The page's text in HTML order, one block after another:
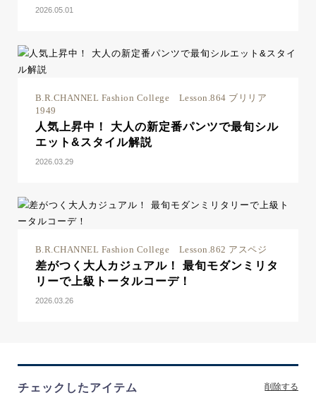
2026.05.01
B.R.CHANNEL Fashion College Lesson.864 ブリリア
1949
人気上昇中！ 大人の新定番パンツで最旬シル
エット&スタイル解説
2026.03.29
B.R.CHANNEL Fashion College Lesson.862 アスペジ
差がつく大人カジュアル！ 最旬モダンミリタ
リーで上級トータルコーデ！
2026.03.26
チェックしたアイテム 削除する